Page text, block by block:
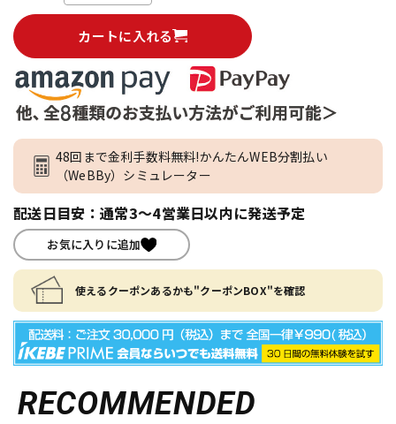
カートに入れる
48回まで金利手数料無料!かんたんWEB分割払い
（WeBBy）シミュレーター
配送日目安：通常3～4営業日以内に発送予定
お気に入りに追加
使えるクーポンあるかも"クーポンBOX"を確認
RECOMMENDED